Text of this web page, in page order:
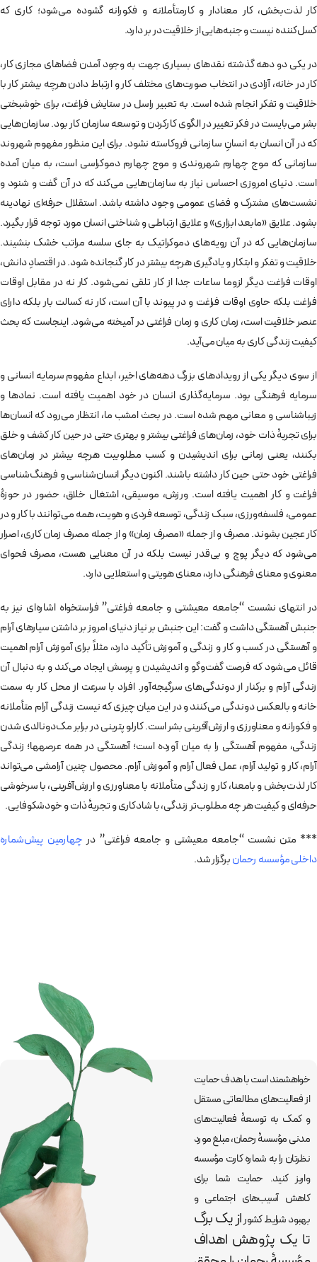
كار لذت‌بخش، کار معنادار و کارمتأملانه و فکورانه گشوده می‌شود؛ كاری که
كسل‌كننده نیست و جنبه‌هایی از خلاقيت در بر دارد.
در یکی دو دهه گذشته نقدهای بسیاری جهت به ­وجود آمدن فضاهای مجازی کار،
کار در خانه، آزادی در انتخاب صورت­‌های مختلف کار و ارتباط دادن هرچه بیشتر کار با
خلاقیت و تفکر انجام شده است. به تعبیر راسل در ستایش فراغت، برای خوشبختی
بشر می‌­بایست در فکر تغییر در الگوی کارکردن و توسعه سازمان کار بود. سازمان‌­هایی
که در آن انسان به انسانِ سازمانی فروکاسته نشود. برای این منظور مفهوم شهروند
سازمانی که موج چهارم شهروندی و موج چهارم دموکراسی است، به میان آمده
است. دنیای امروزی احساس نیاز به سازمان­‌هایی می‌کند که در آن گفت و شنود و
نشست­‌های مشترک و فضای عمومی وجود داشته باشد. استقلال حرفه­‌ای نهادینه
بشود. علایق «مابعد ابزاری» و علایق ارتباطی و شناختی انسان مورد توجه قرار بگیرد.
سازمان­‌هایی که در آن رویه­‌های دموکراتیک به جای سلسه­ مراتب خشک بنشیند.
خلاقیت و تفکر و ابتکار و یادگیری هرچه بیشتر در کار گنجانده شود. در اقتصادِ دانش،
اوقات فراغت دیگر لزوما ساعات جدا از كار تلقی نمی‌شود. كار نه در مقابل اوقات
فراغت بلکه حاوی اوقات فراغت و در پیوند با آن است، كار نه كسالت بار بلکه دارای
عنصر خلاقيت است، زمان کاری و زمان فراغتی در آمیخته می‌شود. اینجاست که بحث
کیفیت زندگی کاری به میان می‌آید.
از سوی دیگر یکی از رویدادهای بزرگ دهه‌های اخیر، ابداع مفهوم سرمایه انسانی و
سرمایه فرهنگی بود. سرمایه­‌گذاری انسان در خود اهمیت یافته است. نمادها و
زیباشناسی و معانی مهم شده است. در بحث امشب ما، انتظار می‌رود که انسان‌ها
برای تجربۀ ذات خود، زمان‌های فراغتی بیشتر و بهتری حتی در حین کار کشف و خلق
بکنند، یعنی زمانی برای اندیشیدن و کسب مطلوبیت هرچه بیشتر در زمان‌های
فراغتی خود حتی حین کار داشته باشند. اکنون دیگر انسان‌شناسی و فرهنگ‌شناسی
فراغت و کار اهمیت یافته است. ورزش، موسیقی، اشتغال خلاق، حضور در حوزۀ
عمومی، فلسفه‌ورزی، سبک زندگی، توسعه فردی و هویت، همه می‌توانند با کار و در
کار عجین بشوند. مصرف و از جمله «مصرف زمان» و از جمله مصرف زمان کاری، اصرار
می‌شود که ديگر پوچ و بی‌قدر نیست بلکه در آن معنایی هست، مصرف فحوای
معنوی و معنای فرهنگی دارد، معنای هویتی و استعلایی دارد.
در انتهای نشست “جامعه معیشتی و جامعه فراغتی” فراستخواه اشاره‌ای نیز به
جنبش آهستگی داشت و گفت: این جنبش بر نیاز دنیای امروز بر داشتن سیاره­ای آرام
و آهستگی در کسب و کار و زندگی و آموزش تأکید دارد، مثلاً برای آموزش آرام اهمیت
قائل می‌­شود که فرصت گفت­‌وگو و اندیشیدن و پرسش ایجاد می­‌کند و به دنبال آن
زندگی آرام و برکنار از دوندگی‌های سرگیجه‌آور. افراد با سرعت از محل کار به سمت
خانه و بالعکس دوندگی می‌کنند و در این میان چیزی که نیست زندگی آرام متأملانه
و فکورانه و معناورزی و ارزش‌آفرینی بشر است. کارلو پترینی در برابر مک‌­دونالدی شدن
زندگی، مفهوم آهستگی را به میان آورده است؛ آهستگی در همه عرصه­‎ها؛ زندگی
آرام، کار و تولید آرام، عمل فعال آرام و آموزش آرام. محصول چنین آرامشی می‌­تواند
کار لذت‌­بخش و بامعنا، کار و زندگی متأملانه با معناورزی و ارزش‌آفرینی، با سرخوشی
حرفه­‌ای و کیفیت هر چه مطلوب­‌تر زندگی، با شادکاری و تجربۀ ذات و خودشکوفایی.
*** متن نشست “جامعه معیشتی و جامعه فراغتی” درچهارمین پیش‌شماره
داخلی مؤسسه رحمانبرگزار شد.
خواهشمند است با هدف حمایت
از فعالیت‌های مطالعاتی مستقل
و کمک به توسعۀ فعالیت‌های
مدنی مؤسسۀ رحمان، مبلغ مورد
نظرتان را به شماره کارت مؤسسه
واریز کنید. حمایت شما برای
کاهش آسیب‌های اجتماعی و
بهبود شرایط کشوراز یک برگ
تا یک پژوهش اهداف